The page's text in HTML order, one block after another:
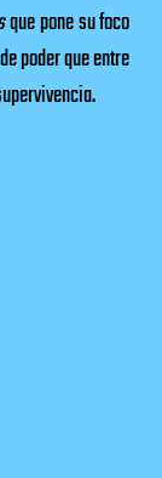
que pone su foco
poder que entre